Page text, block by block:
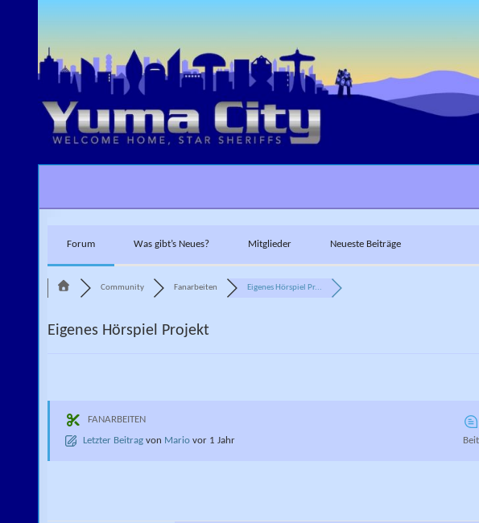
Forum Was gibt’s Neues? Mitglieder Neueste Beiträge
Community Fanarbeiten Eigenes Hörspiel Pr...
Eigenes Hörspiel Projekt
FANARBEITEN
Letzter Beitrag von Mario vor 1 Jahr